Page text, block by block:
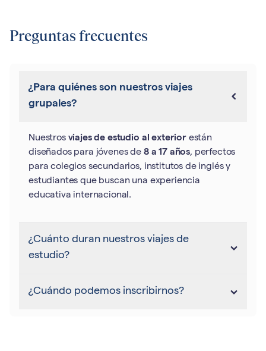
Preguntas frecuentes
¿Para quiénes son nuestros viajes
grupales?
Nuestros viajes de estudio al exteriorestán
diseñados para jóvenes de 8 a 17 años, perfectos
para colegios secundarios, institutos de inglés y
estudiantes que buscan una experiencia
educativa internacional.
¿Cuánto duran nuestros viajes de
estudio?
¿Cuándo podemos inscribirnos?